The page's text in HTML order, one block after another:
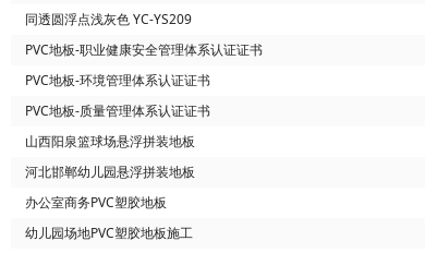
同透圆浮点浅灰色 YC-YS209
PVC地板-职业健康安全管理体系认证证书
PVC地板-环境管理体系认证证书
PVC地板-质量管理体系认证证书
山西阳泉篮球场悬浮拼装地板
河北邯郸幼儿园悬浮拼装地板
办公室商务PVC塑胶地板
幼儿园场地PVC塑胶地板施工